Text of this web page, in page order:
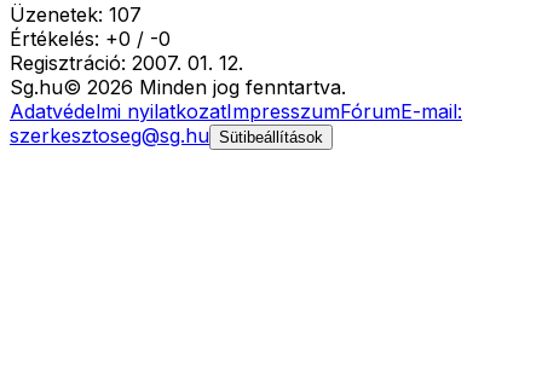
Üzenetek: 107
Értékelés: +0 / -0
Regisztráció: 2007. 01. 12.
Sg.hu© 2026 Minden jog fenntartva.
Adatvédelmi nyilatkozatImpresszumFórumE-mail:
szerkesztoseg@sg.hu Sütibeállítások